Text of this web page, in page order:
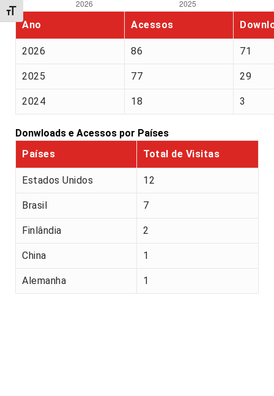
Alternar tamanho da fonte
Ano Acessos
2026 86 71
2025 77 29
2024 18 3
Donwloads e Acessos por Países
Países
Total de Visitas
Estados Unidos 12
Brasil 7
Finlândia 2
China 1
Alemanha 1